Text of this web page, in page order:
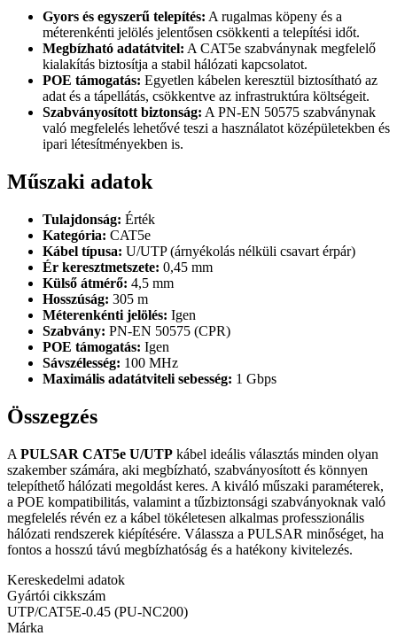
Gyors és egyszerű telepítés: A rugalmas köpeny és a
méterenkénti jelölés jelentősen csökkenti a telepítési időt.
Megbízható adatátvitel: A CAT5e szabványnak megfelelő
kialakítás biztosítja a stabil hálózati kapcsolatot.
POE támogatás: Egyetlen kábelen keresztül biztosítható az
adat és a tápellátás, csökkentve az infrastruktúra költségeit.
Szabványosított biztonság: A PN-EN 50575 szabványnak
való megfelelés lehetővé teszi a használatot középületekben és
ipari létesítményekben is.
Műszaki adatok
Tulajdonság: Érték
Kategória: CAT5e
Kábel típusa: U/UTP (árnyékolás nélküli csavart érpár)
Ér keresztmetszete: 0,45 mm
Külső átmérő: 4,5 mm
Hosszúság: 305 m
Méterenkénti jelölés: Igen
Szabvány: PN-EN 50575 (CPR)
POE támogatás: Igen
Sávszélesség: 100 MHz
Maximális adatátviteli sebesség: 1 Gbps
Összegzés
A PULSAR CAT5e U/UTP kábel ideális választás minden olyan
szakember számára, aki megbízható, szabványosított és könnyen
telepíthető hálózati megoldást keres. A kiváló műszaki paraméterek,
a POE kompatibilitás, valamint a tűzbiztonsági szabványoknak való
megfelelés révén ez a kábel tökéletesen alkalmas professzionális
hálózati rendszerek kiépítésére. Válassza a PULSAR minőséget, ha
fontos a hosszú távú megbízhatóság és a hatékony kivitelezés.
Kereskedelmi adatok
Gyártói cikkszám
UTP/CAT5E-0.45 (PU-NC200)
Márka